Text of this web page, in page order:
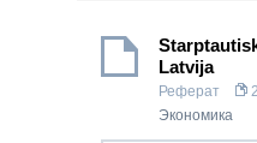
Latvija
Реферат
Экономика